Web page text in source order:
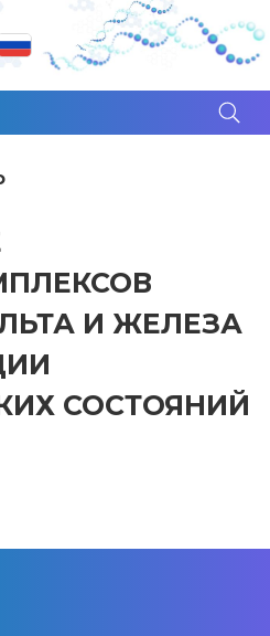
И ЖЕЛЕЗА
СОСТОЯНИЙ